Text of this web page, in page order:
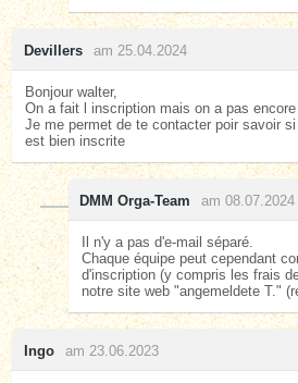
Devillers am 25.04.2024
Bonjour walter,
On a fait l inscription mais on a pas encore
Je me permet de te contacter poir savoir
est bien inscrite
DMM Orga-Team am 08.07.2024
Il n'y a pas d'e-mail séparé.
Chaque équipe peut cependant
d'inscription (y compris les frais
notre site web "angemeldete T."
Ingo am 23.06.2023